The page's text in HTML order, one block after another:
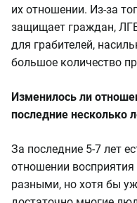
их отношении. Из-за
защищает граждан,
для грабителей,
большое количество
Изменилось ли
последние несколько
За последние 5-7 лет
отношении
разными, но хотя бы